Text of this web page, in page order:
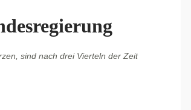
sind nach drei Vierteln der Zeit